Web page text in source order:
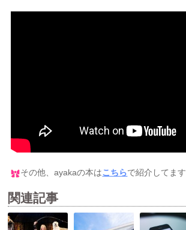
その他、ayakaの本はこちらで紹介してます
関連記事